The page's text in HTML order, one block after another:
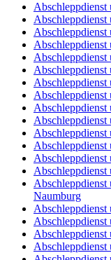
Abschleppdienst
Abschleppdienst
Abschleppdienst
Abschleppdienst
Abschleppdienst
Abschleppdienst
Abschleppdienst
Abschleppdienst
Abschleppdienst
Abschleppdienst
Abschleppdienst
Abschleppdienst
Abschleppdienst
Abschleppdienst
Abschleppdienst
Naumburg
Abschleppdienst
Abschleppdienst
Abschleppdienst